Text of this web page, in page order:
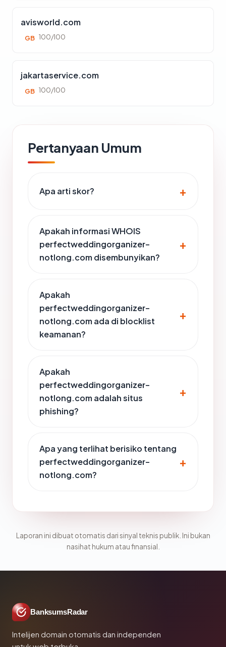
avisworld.com
GB 100/100
jakartaservice.com
GB 100/100
Pertanyaan Umum
Apa arti skor?
Apakah informasi WHOIS
perfectweddingorganizer-
notlong.com disembunyikan?
Apakah
perfectweddingorganizer-
notlong.com ada di blocklist
keamanan?
Apakah
perfectweddingorganizer-
notlong.com adalah situs
phishing?
Apa yang terlihat berisiko tentang
perfectweddingorganizer-
notlong.com?
Laporan ini dibuat otomatis dari sinyal teknis publik. Ini bukan
nasihat hukum atau finansial.
BanksumsRadar
Intelijen domain otomatis dan independen